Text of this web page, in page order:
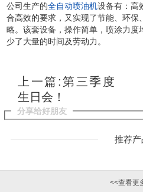
公司生产的全自动喷油机设备有：高
合高效的要求，又实现了节能、环
略。该套设备，操作简单，喷涂力
少了大量的时间及劳动力。
上一篇:第三季度
生日会！
分享给好朋友
推荐产
<<查看更